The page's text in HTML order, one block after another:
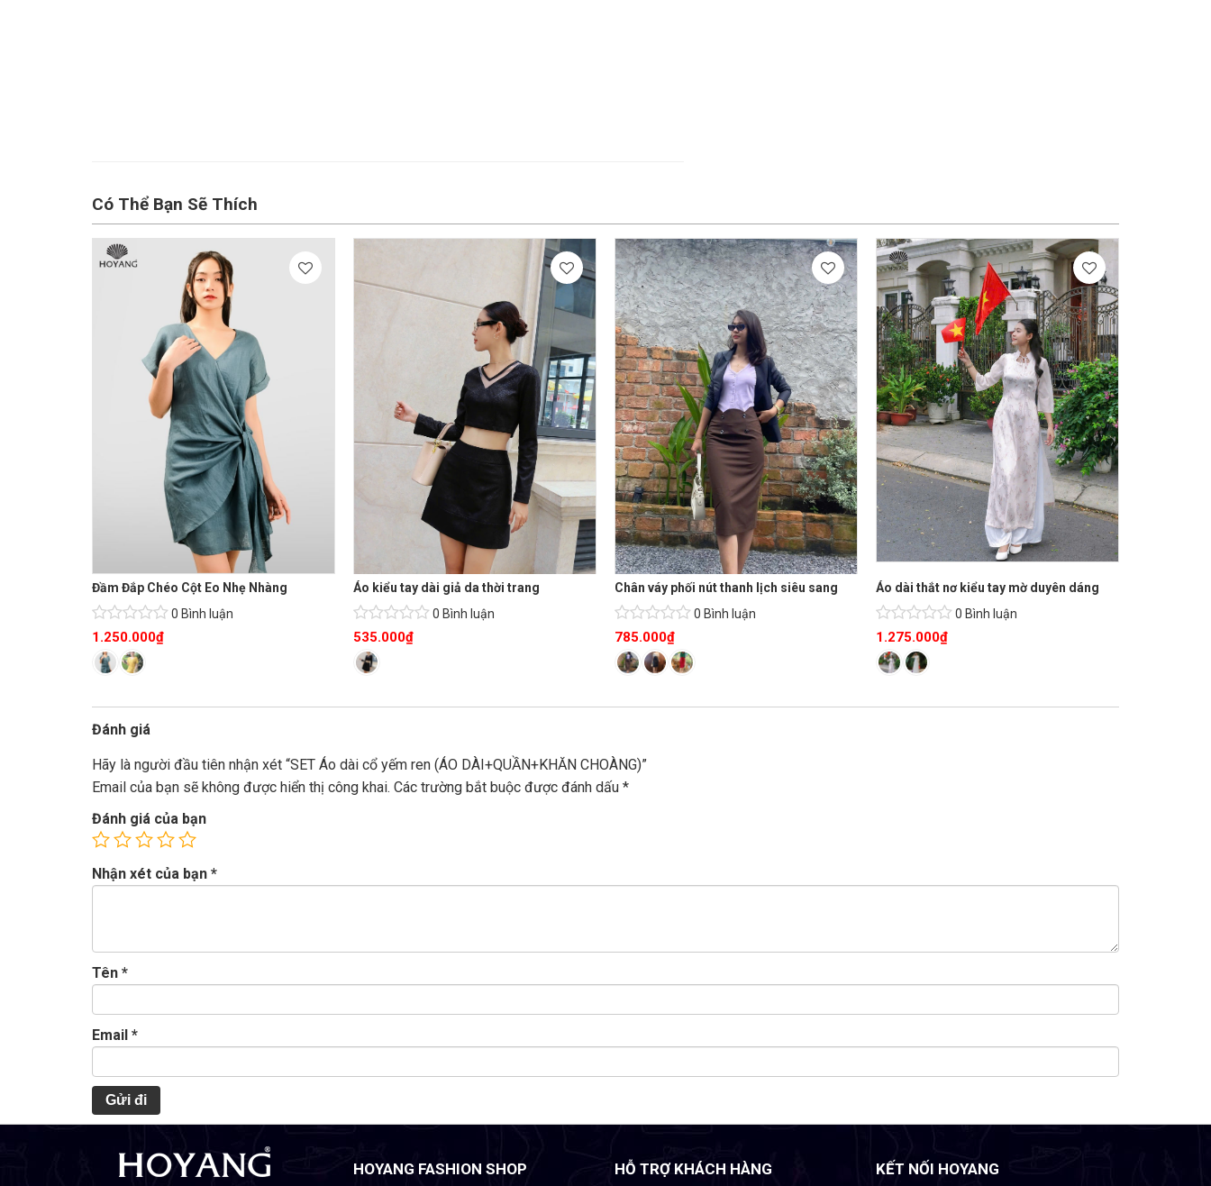
Có Thể Bạn Sẽ Thích
Đầm Đắp Chéo Cột Eo Nhẹ Nhàng
0 Bình luận
1.250.000₫
Áo kiểu tay dài giả da thời trang
0 Bình luận
535.000₫
Chân váy phối nút thanh lịch siêu sang
0 Bình luận
785.000₫
Áo dài thắt nơ kiểu tay mờ duyên dáng
0 Bình luận
1.275.000₫
Đánh giá
Hãy là người đầu tiên nhận xét “SET Áo dài cổ yếm ren (ÁO DÀI+QUẦN+KHĂN CHOÀNG)”
Email của bạn sẽ không được hiển thị công khai. Các trường bắt buộc được đánh dấu *
Đánh giá của bạn
Nhận xét của bạn *
Tên *
Email *
HOYANG FASHION SHOP HỖ TRỢ KHÁCH HÀNG KẾT NỐI HOYANG